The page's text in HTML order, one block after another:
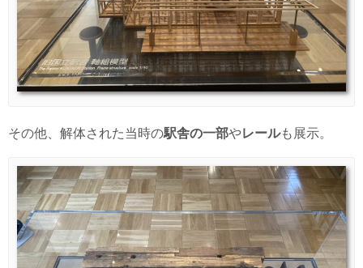
その他、解体された当時の駅舎の一部やレールも展示。